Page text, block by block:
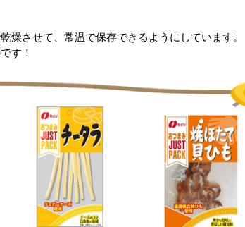
燥させて、常温で保存できるようにしています。
す！